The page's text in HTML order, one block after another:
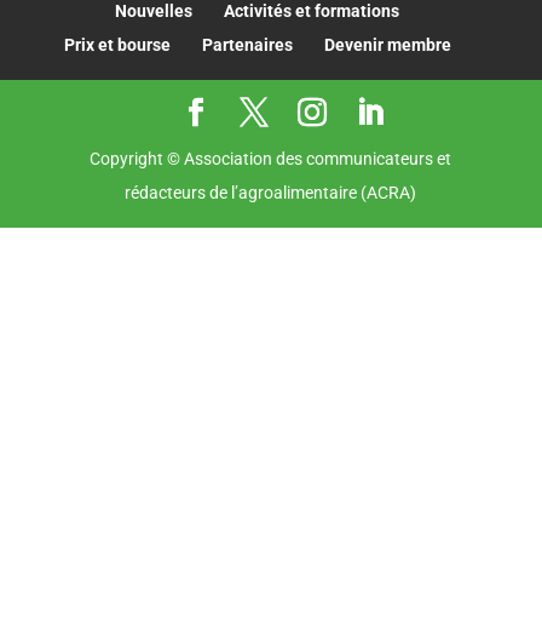
Nouvelles
Activités et formations
Prix et bourse
Partenaires Devenir membre
Copyright © Association des communicateurs et
rédacteurs de l’agroalimentaire (ACRA)